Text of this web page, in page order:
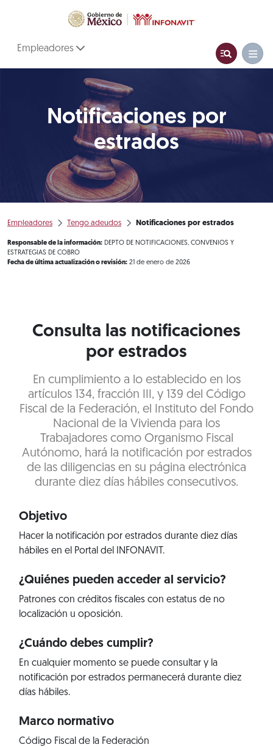
Empleadores
Notificaciones por
estrados
Empleadores Tengo adeudos Notificaciones por estrados
Responsable de la información: DEPTO DE NOTIFICACIONES, CONVENIOS Y
ESTRATEGIAS DE COBRO
Fecha de última actualización o revisión: 21 de enero de 2026
Consulta las notificaciones
por estrados
En cumplimiento a lo establecido en los
artículos 134, fracción III, y 139 del Código
Fiscal de la Federación, el Instituto del Fondo
Nacional de la Vivienda para los
Trabajadores como Organismo Fiscal
Autónomo, hará la notificación por estrados
de las diligencias en su página electrónica
durante diez días hábiles consecutivos.
Objetivo
Hacer la notificación por estrados durante diez días
hábiles en el Portal del INFONAVIT.
¿Quiénes pueden acceder al servicio?
Patrones con créditos fiscales con estatus de no
localización u oposición.
¿Cuándo debes cumplir?
En cualquier momento se puede consultar y la
notificación por estrados permanecerá durante diez
días hábiles.
Marco normativo
Código Fiscal de la Federación